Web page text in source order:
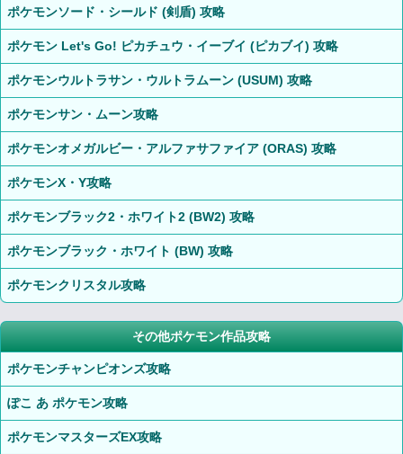
ポケモンソード・シールド (剣盾) 攻略
ポケモン Let's Go! ピカチュウ・イーブイ (ピカブイ) 攻略
ポケモンウルトラサン・ウルトラムーン (USUM) 攻略
ポケモンサン・ムーン攻略
ポケモンオメガルビー・アルファサファイア (ORAS) 攻略
ポケモンX・Y攻略
ポケモンブラック2・ホワイト2 (BW2) 攻略
ポケモンブラック・ホワイト (BW) 攻略
ポケモンクリスタル攻略
その他ポケモン作品攻略
ポケモンチャンピオンズ攻略
ぽこ あ ポケモン攻略
ポケモンマスターズEX攻略